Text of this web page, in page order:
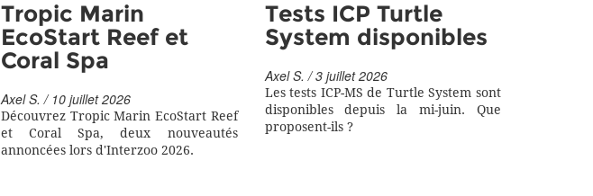
Tropic Marin
EcoStart Reef et
Coral Spa
Axel S. / 10 juillet 2026
Découvrez Tropic Marin EcoStart Reef
et Coral Spa, deux nouveautés
annoncées lors d'Interzoo 2026.
Tests ICP Turtle
System disponibles
Axel S. / 3 juillet 2026
Les tests ICP-MS de Turtle System sont
disponibles depuis la mi-juin. Que
proposent-ils ?